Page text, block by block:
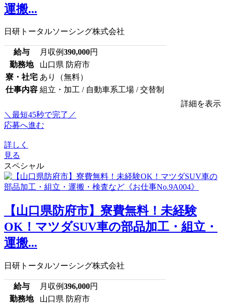
運搬...
日研トータルソーシング株式会社
給与 月収例390,000円
勤務地
山口県 防府市
寮・社宅 あり（無料）
仕事内容 組立・加工 / 自動車系工場 / 交替制
詳細を表示
＼最短45秒で完了／
応募へ進む
詳しく
見る
スペシャル
【山口県防府市】寮費無料！未経験
OK！マツダSUV車の部品加工・組立・
運搬...
日研トータルソーシング株式会社
給与 月収例396,000円
勤務地
山口県 防府市